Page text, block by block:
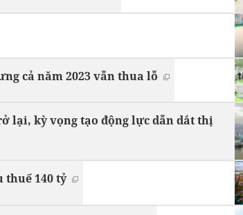
cả năm 2023 vẫn thua lỗ
lại, kỳ vọng tạo động lực dẫn dắt thị
thuế 140 tỷ